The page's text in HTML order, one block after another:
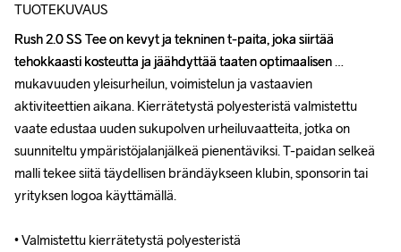
TUOTEKUVAUS
Rush 2.0 SS Tee on kevyt ja tekninen t-paita, joka siirtää
tehokkaasti kosteutta ja jäähdyttää taaten optimaalisen
mukavuuden yleisurheilun, voimistelun ja vastaavien
aktiviteettien aikana. Kierrätetystä polyesteristä valmistettu
vaate edustaa uuden sukupolven urheiluvaatteita, jotka on
suunniteltu ympäristöjalanjälkeä pienentäviksi. T-paidan selkeä
malli tekee siitä täydellisen brändäykseen klubin, sponsorin tai
yrityksen logoa käyttämällä.
• Valmistettu kierrätetystä polyesteristä
Rush 2.0 SS Tee on kevyt ja tekninen t-paita, joka siirtää
tehokkaasti kosteutta ja jäähdyttää taaten optimaalisen
mukavuuden yleisurheilun, voimistelun ja vastaavien
aktiviteettien aikana. Kierrätetystä polyesteristä valmistettu
vaate edustaa uuden sukupolven urheiluvaatteita, jotka on
suunniteltu ympäristöjalanjälkeä pienentäviksi. T-paidan selkeä
malli tekee siitä täydellisen brändäykseen klubin, sponsorin tai
yrityksen logoa käyttämällä.
• Valmistettu kierrätetystä polyesteristä